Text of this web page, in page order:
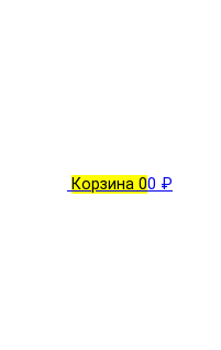
Корзина 00 ₽